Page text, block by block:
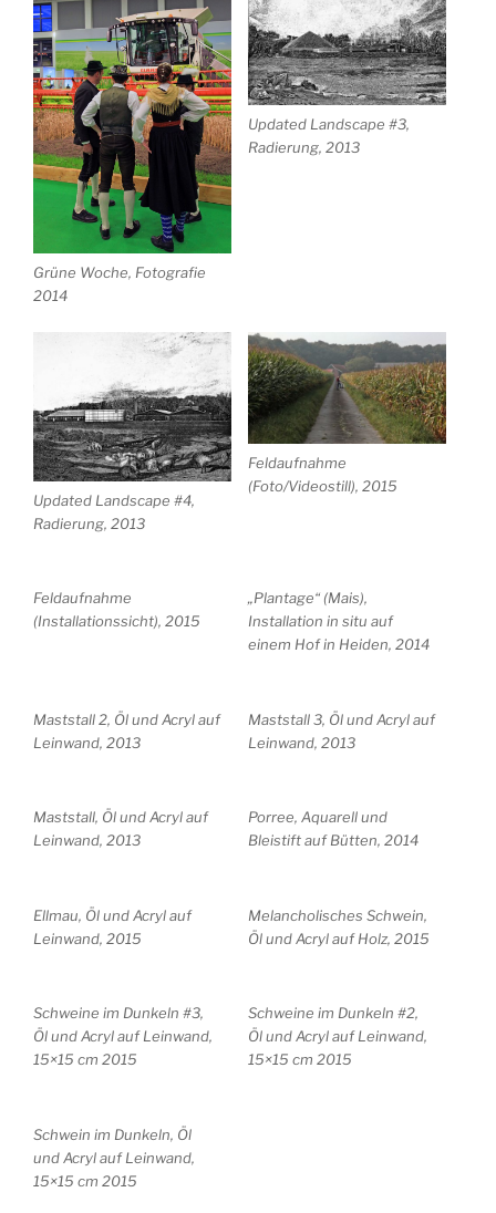
Grüne Woche, Fotografie
2014
Updated Landscape #3,
Radierung, 2013
Updated Landscape #4,
Radierung, 2013
Feldaufnahme
(Foto/Videostill), 2015
Feldaufnahme
(Installationssicht), 2015
„Plantage“ (Mais),
Installation in situ auf
einem Hof in Heiden, 2014
Maststall 2, Öl und Acryl auf
Leinwand, 2013
Maststall 3, Öl und Acryl auf
Leinwand, 2013
Maststall, Öl und Acryl auf
Leinwand, 2013
Porree, Aquarell und
Bleistift auf Bütten, 2014
Ellmau, Öl und Acryl auf
Leinwand, 2015
Melancholisches Schwein,
Öl und Acryl auf Holz, 2015
Schweine im Dunkeln #3,
Öl und Acryl auf Leinwand,
15×15 cm 2015
Schweine im Dunkeln #2,
Öl und Acryl auf Leinwand,
15×15 cm 2015
Schwein im Dunkeln, Öl
und Acryl auf Leinwand,
15×15 cm 2015